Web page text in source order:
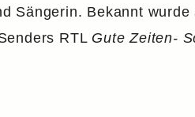
Sängerin. Bekannt
RTL Gute Zeiten-